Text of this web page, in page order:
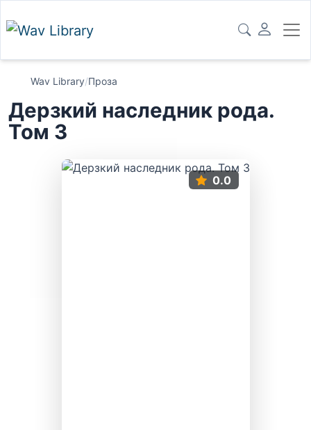
Wav Library/Проза
Дерзкий наследник рода.
Том 3
0.0